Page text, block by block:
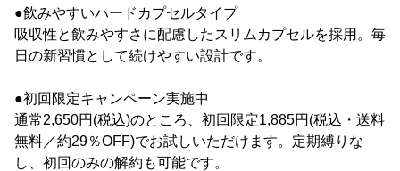
●飲みやすいハードカプセルタイプ
吸収性と飲みやすさに配慮したスリムカプセルを採用。毎
日の新習慣として続けやすい設計です。
●初回限定キャンペーン実施中
通常2,650円(税込)のところ、初回限定1,885円(税込・送料
無料／約29％OFF)でお試しいただけます。定期縛りな
し、初回のみの解約も可能です。